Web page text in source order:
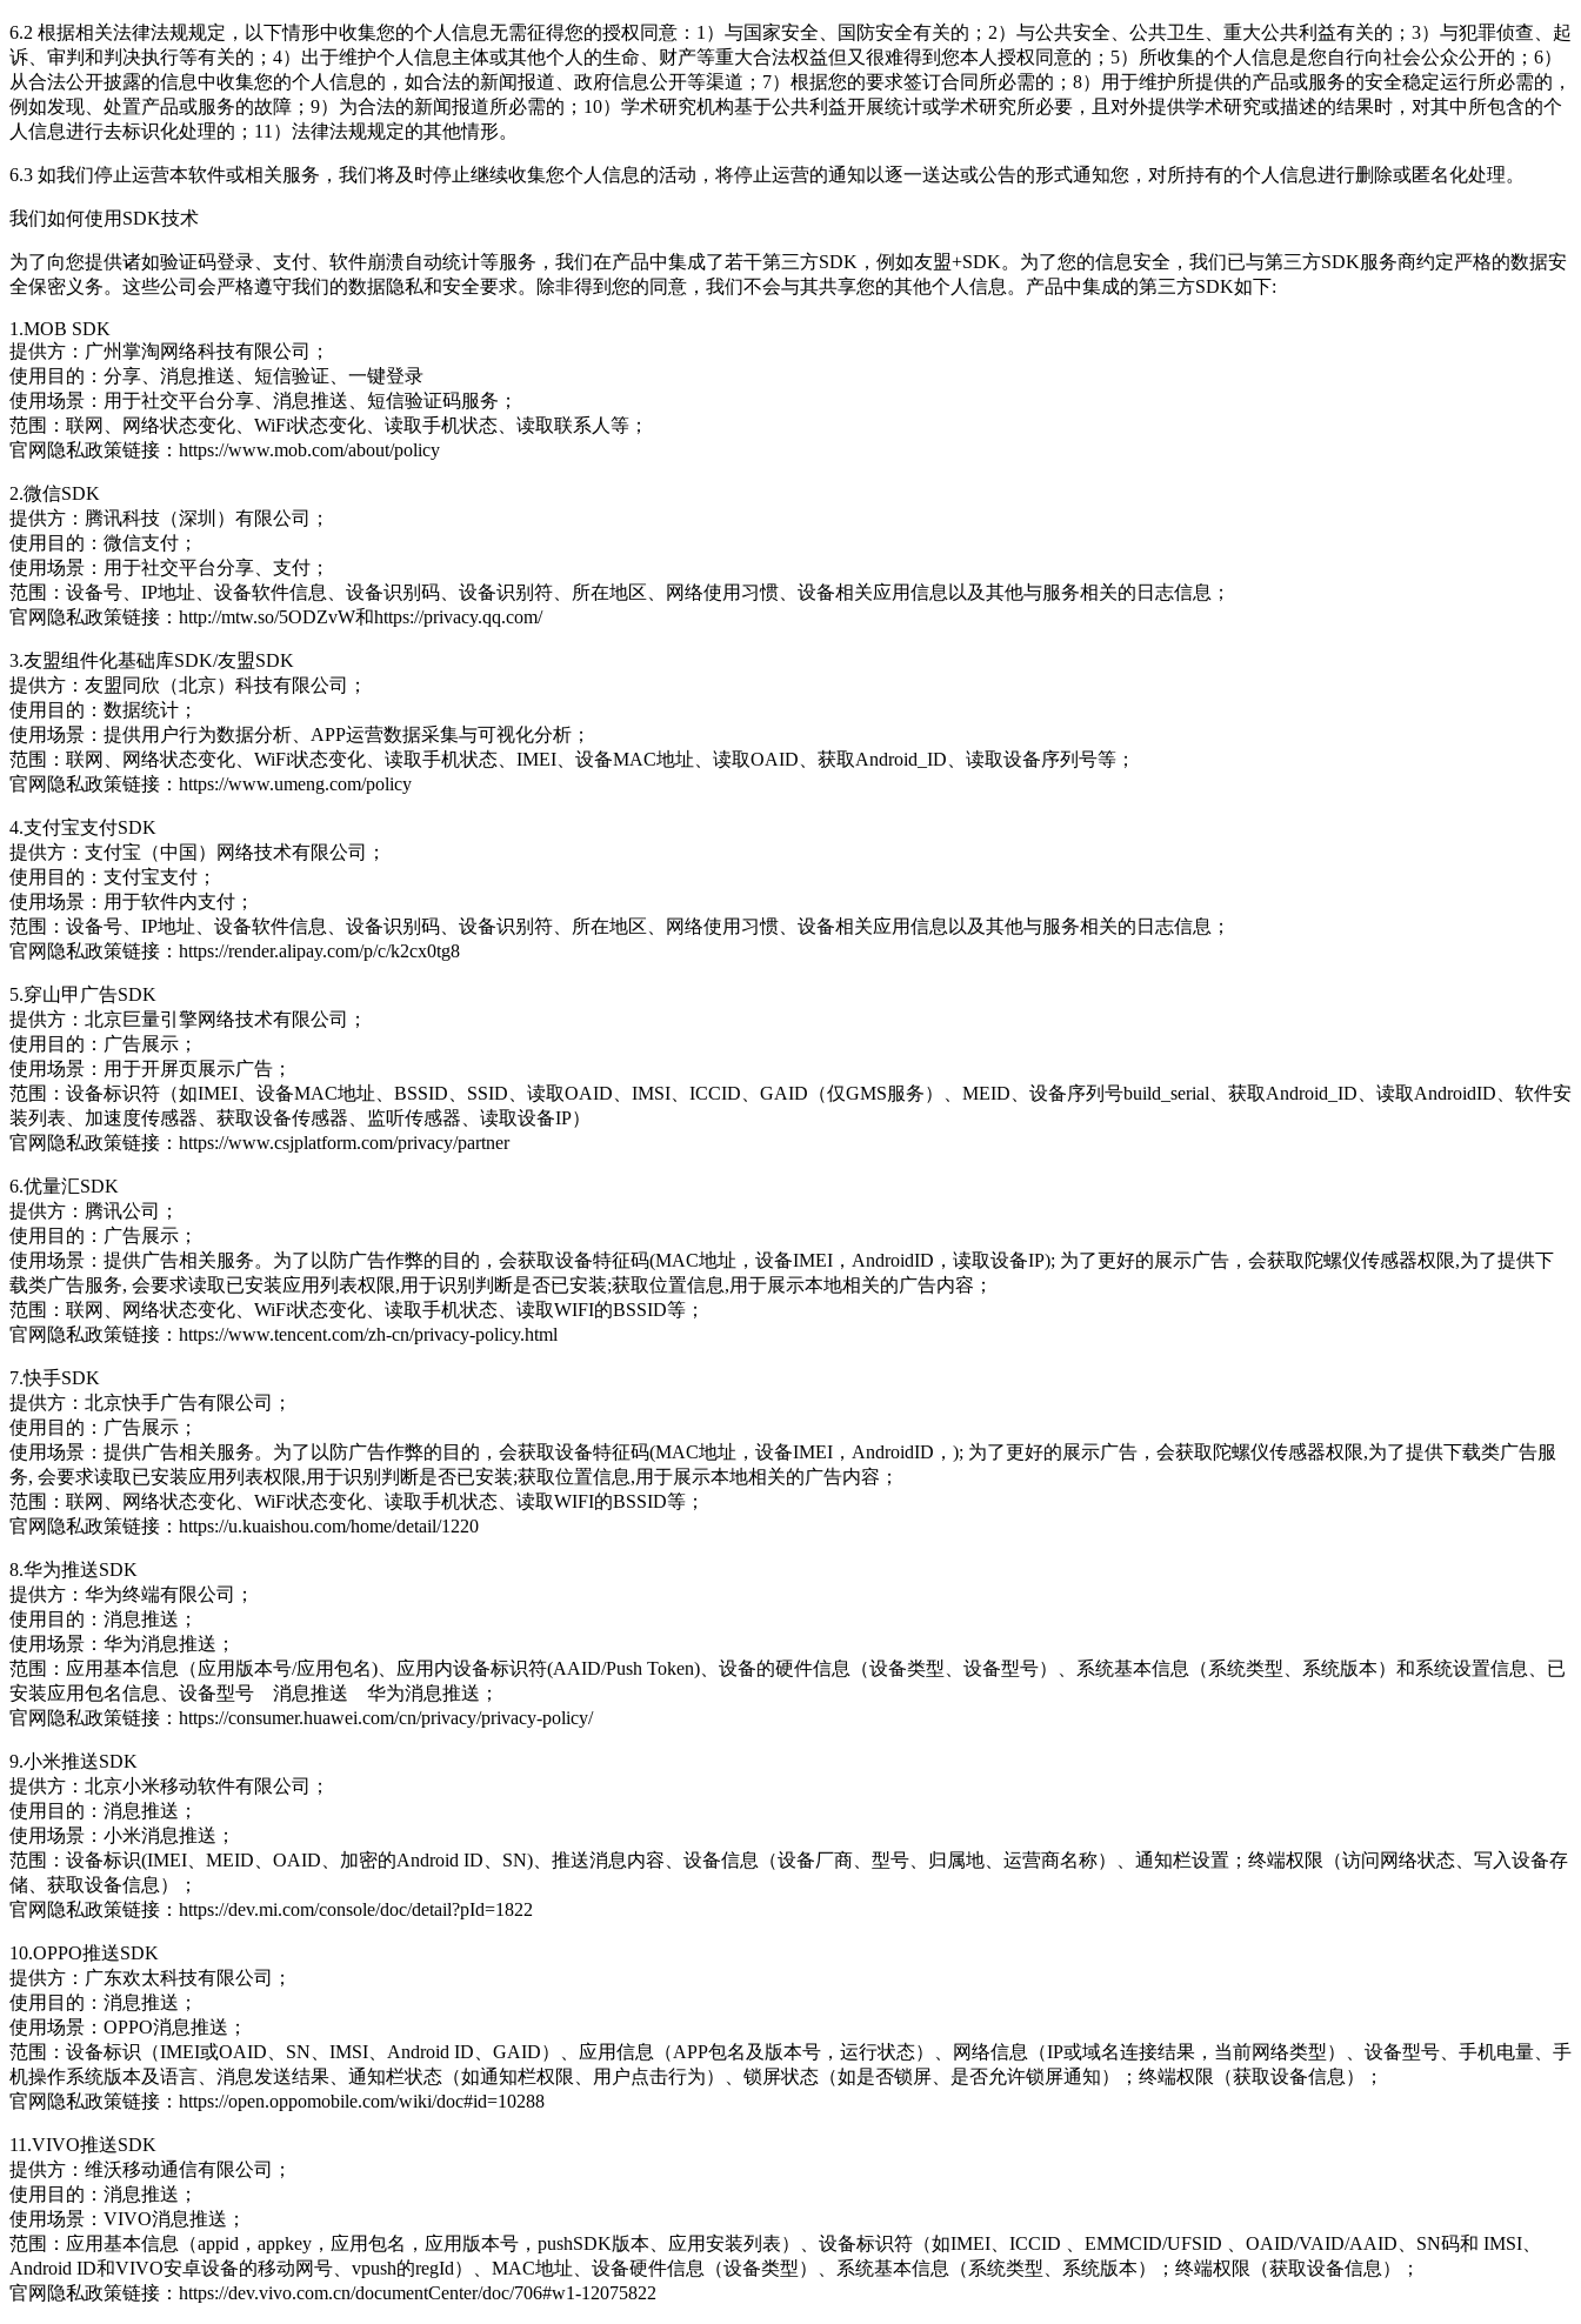
6.2 根据相关法律法规规定，以下情形中收集您的个人信息无需征得您的授权同意：1）与国家安全、国防安全有关的；2）与公共安全、公共卫生、重大公共利益有关的；3）与犯罪侦查、起
诉、审判和判决执行等有关的；4）出于维护个人信息主体或其他个人的生命、财产等重大合法权益但又很难得到您本人授权同意的；5）所收集的个人信息是您自行向社会公众公开的；6）
从合法公开披露的信息中收集您的个人信息的，如合法的新闻报道、政府信息公开等渠道；7）根据您的要求签订合同所必需的；8）用于维护所提供的产品或服务的安全稳定运行所必需的，
例如发现、处置产品或服务的故障；9）为合法的新闻报道所必需的；10）学术研究机构基于公共利益开展统计或学术研究所必要，且对外提供学术研究或描述的结果时，对其中所包含的个
人信息进行去标识化处理的；11）法律法规规定的其他情形。
6.3 如我们停止运营本软件或相关服务，我们将及时停止继续收集您个人信息的活动，将停止运营的通知以逐一送达或公告的形式通知您，对所持有的个人信息进行删除或匿名化处理。
我们如何使用SDK技术
为了向您提供诸如验证码登录、支付、软件崩溃自动统计等服务，我们在产品中集成了若干第三方SDK，例如友盟+SDK。为了您的信息安全，我们已与第三方SDK服务商约定严格的数据安
全保密义务。这些公司会严格遵守我们的数据隐私和安全要求。除非得到您的同意，我们不会与其共享您的其他个人信息。产品中集成的第三方SDK如下:
1.MOB SDK
提供方：广州掌淘网络科技有限公司；
使用目的：分享、消息推送、短信验证、一键登录
使用场景：用于社交平台分享、消息推送、短信验证码服务；
范围：联网、网络状态变化、WiFi状态变化、读取手机状态、读取联系人等；
官网隐私政策链接：https://www.mob.com/about/policy
2.微信SDK
提供方：腾讯科技（深圳）有限公司；
使用目的：微信支付；
使用场景：用于社交平台分享、支付；
范围：设备号、IP地址、设备软件信息、设备识别码、设备识别符、所在地区、网络使用习惯、设备相关应用信息以及其他与服务相关的日志信息；
官网隐私政策链接：http://mtw.so/5ODZvW和https://privacy.qq.com/
3.友盟组件化基础库SDK/友盟SDK
提供方：友盟同欣（北京）科技有限公司；
使用目的：数据统计；
使用场景：提供用户行为数据分析、APP运营数据采集与可视化分析；
范围：联网、网络状态变化、WiFi状态变化、读取手机状态、IMEI、设备MAC地址、读取OAID、获取Android_ID、读取设备序列号等；
官网隐私政策链接：https://www.umeng.com/policy
4.支付宝支付SDK
提供方：支付宝（中国）网络技术有限公司；
使用目的：支付宝支付；
使用场景：用于软件内支付；
范围：设备号、IP地址、设备软件信息、设备识别码、设备识别符、所在地区、网络使用习惯、设备相关应用信息以及其他与服务相关的日志信息；
官网隐私政策链接：https://render.alipay.com/p/c/k2cx0tg8
5.穿山甲广告SDK
提供方：北京巨量引擎网络技术有限公司；
使用目的：广告展示；
使用场景：用于开屏页展示广告；
范围：设备标识符（如IMEI、设备MAC地址、BSSID、SSID、读取OAID、IMSI、ICCID、GAID（仅GMS服务）、MEID、设备序列号build_serial、获取Android_ID、读取AndroidID、软件安
装列表、加速度传感器、获取设备传感器、监听传感器、读取设备IP）
官网隐私政策链接：https://www.csjplatform.com/privacy/partner
6.优量汇SDK
提供方：腾讯公司；
使用目的：广告展示；
使用场景：提供广告相关服务。为了以防广告作弊的目的，会获取设备特征码(MAC地址，设备IMEI，AndroidID，读取设备IP); 为了更好的展示广告，会获取陀螺仪传感器权限,为了提供下
载类广告服务, 会要求读取已安装应用列表权限,用于识别判断是否已安装;获取位置信息,用于展示本地相关的广告内容；
范围：联网、网络状态变化、WiFi状态变化、读取手机状态、读取WIFI的BSSID等；
官网隐私政策链接：https://www.tencent.com/zh-cn/privacy-policy.html
7.快手SDK
提供方：北京快手广告有限公司；
使用目的：广告展示；
使用场景：提供广告相关服务。为了以防广告作弊的目的，会获取设备特征码(MAC地址，设备IMEI，AndroidID，); 为了更好的展示广告，会获取陀螺仪传感器权限,为了提供下载类广告服
务, 会要求读取已安装应用列表权限,用于识别判断是否已安装;获取位置信息,用于展示本地相关的广告内容；
范围：联网、网络状态变化、WiFi状态变化、读取手机状态、读取WIFI的BSSID等；
官网隐私政策链接：https://u.kuaishou.com/home/detail/1220
8.华为推送SDK
提供方：华为终端有限公司；
使用目的：消息推送；
使用场景：华为消息推送；
范围：应用基本信息（应用版本号/应用包名)、应用内设备标识符(AAID/Push Token)、设备的硬件信息（设备类型、设备型号）、系统基本信息（系统类型、系统版本）和系统设置信息、已
安装应用包名信息、设备型号 消息推送 华为消息推送；
官网隐私政策链接：https://consumer.huawei.com/cn/privacy/privacy-policy/
9.小米推送SDK
提供方：北京小米移动软件有限公司；
使用目的：消息推送；
使用场景：小米消息推送；
范围：设备标识(IMEI、MEID、OAID、加密的Android ID、SN)、推送消息内容、设备信息（设备厂商、型号、归属地、运营商名称）、通知栏设置；终端权限（访问网络状态、写入设备存
储、获取设备信息）；
官网隐私政策链接：https://dev.mi.com/console/doc/detail?pId=1822
10.OPPO推送SDK
提供方：广东欢太科技有限公司；
使用目的：消息推送；
使用场景：OPPO消息推送；
范围：设备标识（IMEI或OAID、SN、IMSI、Android ID、GAID）、应用信息（APP包名及版本号，运行状态）、网络信息（IP或域名连接结果，当前网络类型）、设备型号、手机电量、手
机操作系统版本及语言、消息发送结果、通知栏状态（如通知栏权限、用户点击行为）、锁屏状态（如是否锁屏、是否允许锁屏通知）；终端权限（获取设备信息）；
官网隐私政策链接：https://open.oppomobile.com/wiki/doc#id=10288
11.VIVO推送SDK
提供方：维沃移动通信有限公司；
使用目的：消息推送；
使用场景：VIVO消息推送；
范围：应用基本信息（appid，appkey，应用包名，应用版本号，pushSDK版本、应用安装列表）、设备标识符（如IMEI、ICCID 、EMMCID/UFSID 、OAID/VAID/AAID、SN码和 IMSI、
Android ID和VIVO安卓设备的移动网号、vpush的regId）、MAC地址、设备硬件信息（设备类型）、系统基本信息（系统类型、系统版本）；终端权限（获取设备信息）；
官网隐私政策链接：https://dev.vivo.com.cn/documentCenter/doc/706#w1-12075822